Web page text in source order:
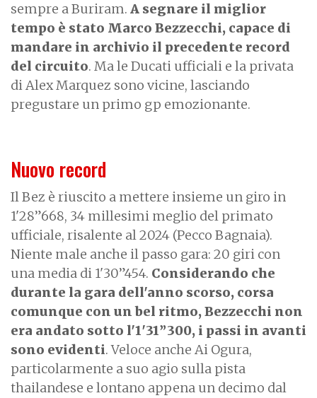
sempre a Buriram. A segnare il miglior
tempo è stato Marco Bezzecchi, capace di
mandare in archivio il precedente record
del circuito. Ma le Ducati ufficiali e la privata
di Alex Marquez sono vicine, lasciando
pregustare un primo gp emozionante.
Nuovo record
Il Bez è riuscito a mettere insieme un giro in
1'28”668, 34 millesimi meglio del primato
ufficiale, risalente al 2024 (Pecco Bagnaia).
Niente male anche il passo gara: 20 giri con
una media di 1'30”454. Considerando che
durante la gara dell'anno scorso, corsa
comunque con un bel ritmo, Bezzecchi non
era andato sotto l'1'31”300, i passi in avanti
sono evidenti. Veloce anche Ai Ogura,
particolarmente a suo agio sulla pista
thailandese e lontano appena un decimo dal